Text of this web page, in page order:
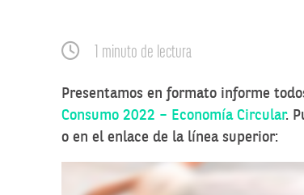
1 minuto de lectura
Presentamos en formato informe
Consumo 2022 – Economía Circular.
o en el enlace de la línea superior: